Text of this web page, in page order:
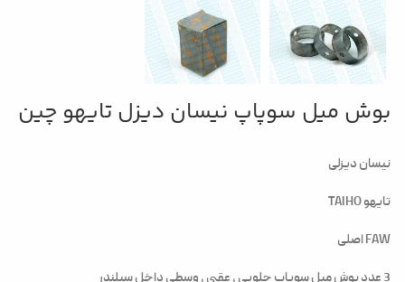
بوش میل سوپاپ نیسان دیزل تایهو چین
نیسان دیزلی
تایهو TAIHO
FAW اصلی
3 عدد بوش میل سوپاپ جلویی ، عقبی ، وسطی داخل سیلندر